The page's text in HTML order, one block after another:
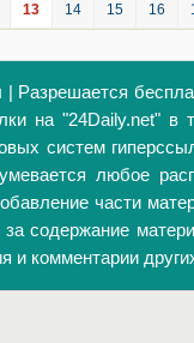
13 14 15 16
на "24Daily.net" в
систем
любое
части
за содержание
комментарии